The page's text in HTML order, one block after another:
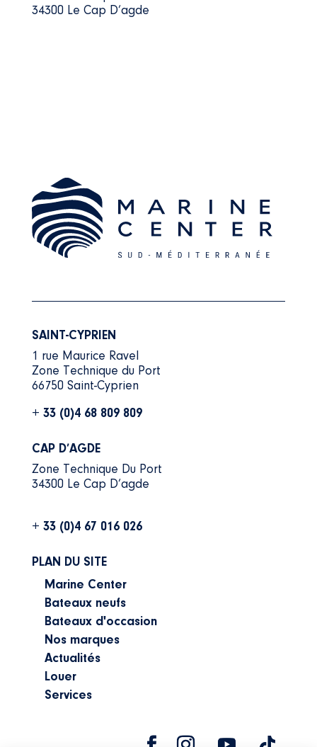
34300 Le Cap D’agde
SAINT-CYPRIEN
1 rue Maurice Ravel
Zone Technique du Port
66750 Saint-Cyprien
+ 33 (0)4 68 809 809
CAP D’AGDE
Zone Technique Du Port
34300 Le Cap D’agde
+ 33 (0)4 67 016 026
PLAN DU SITE
Marine Center
Bateaux neufs
Bateaux d'occasion
Nos marques
Actualités
Louer
Services